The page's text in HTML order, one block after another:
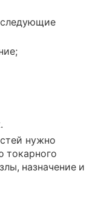
нужно
токарного
назначение и